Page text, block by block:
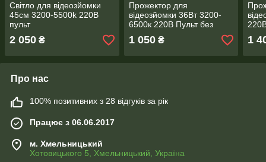
Світло для відеозйомки
45см 3200-5500k 220В
пульт
2 050 ₴
Прожектор для
відеозйомки 36Вт 3200-
6500к 220В Пульт без
штатива
1 050₴ 1
Про нас
100% позитивних з 28 відгуків за рік
Працює з 06.06.2017
м. Хмельницький
Хотовицького 5, Хмельницький, Україна